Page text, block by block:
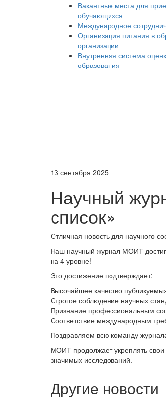
Вакантные места для
обучающихся
Международное
Организация питания в
организации
Внутренняя система
образования
13 сентября 2025
Научный
список»
Отличная новость для научного
Наш научный журнал МОИТ
на 4 уровне!
Это достижение подтверждает:
Высочайшее качество
Строгое соблюдение научных
Признание профессиональным
Соответствие международным
Поздравляем всю команду
МОИТ продолжает укреплять
значимых исследований.
Другие новости